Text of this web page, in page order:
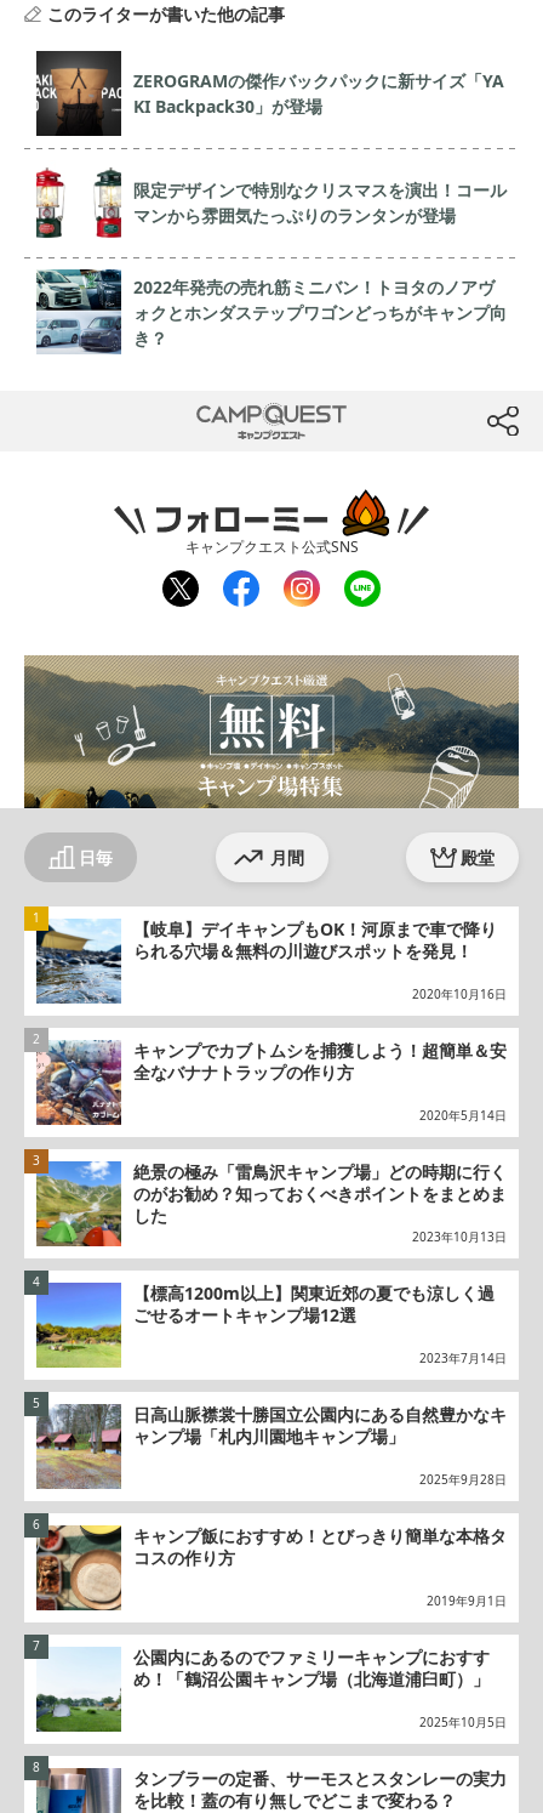
このライターが書いた他の記事
ZEROGRAMの傑作バックパックに新サイズ「YA
KI Backpack30」が登場
限定デザインで特別なクリスマスを演出！コール
マンから雰囲気たっぷりのランタンが登場
2022年発売の売れ筋ミニバン！トヨタのノアヴ
ォクとホンダステップワゴンどっちがキャンプ向
き？
btn
CAMP QUEST
フォローミー
キャンプクエスト公式SNS
twit
ter
fac
ebo
inst
agr
line
日毎 月間 殿堂
【岐阜】デイキャンプもOK！河原まで車で降り
られる穴場＆無料の川遊びスポットを発見！
2020年10月16日
キャンプでカブトムシを捕獲しよう！超簡単＆安
全なバナナトラップの作り方
2020年5月14日
絶景の極み「雷鳥沢キャンプ場」どの時期に行く
のがお勧め？知っておくべきポイントをまとめま
した
2023年10月13日
【標高1200m以上】関東近郊の夏でも涼しく過
ごせるオートキャンプ場12選
2023年7月14日
日高山脈襟裳十勝国立公園内にある自然豊かなキ
ャンプ場「札内川園地キャンプ場」
2025年9月28日
キャンプ飯におすすめ！とびっきり簡単な本格タ
コスの作り方
2019年9月1日
公園内にあるのでファミリーキャンプにおすす
め！「鶴沼公園キャンプ場（北海道浦臼町）」
2025年10月5日
タンブラーの定番、サーモスとスタンレーの実力
を比較！蓋の有り無しでどこまで変わる？